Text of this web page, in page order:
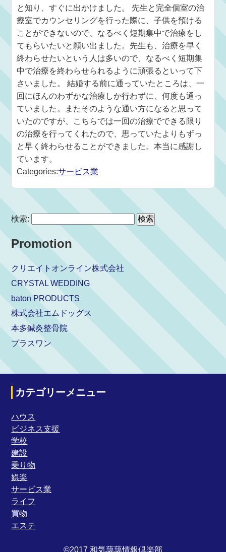
と知り、すぐに出かけました。 先生と完全個室の治
療室でカウンセリングを行った際に、子供を預ける
ことができないので、なるべく短期集中で治療をし
てもらいたいと願い出ました。先生も、治療を早く
終わらせたいという人は多いので、なるべく短期集
中で治療を終わらせられるように頑張るといって下
さいました。 結婚する前に通っていたところは、一
回にほんのわずかな治療しか行わずに、何度も通っ
ていました。またそのような通い方になると思って
いたのですが、こちらでは一回の治療でできる限り
の治療を行ってくれたので、思っていたよりもずっ
と早く終わらせることができました。本当に感謝し
ています。
Categories:サービス業
検索:
Promotion
クリエイトオンライン株式会社
CRYSTAL WEDDING
baton PRODUCTS
株式会社エムドッグス
本多鍼灸整骨院
プラスワン
カテゴリーメニュー
ハウス
ビジネス支援
学校
建設
乗り物
娯楽
サービス業
ライフ
買物
エステ
©2017 和気藹藹情報倶楽部